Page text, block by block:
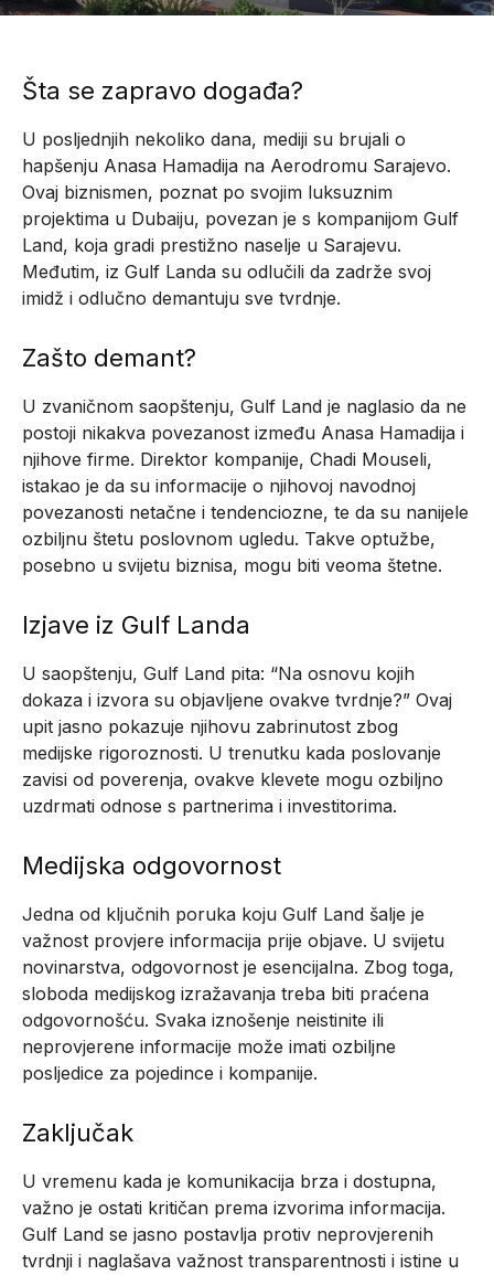
Šta se zapravo događa?
U posljednjih nekoliko dana, mediji su brujali o
hapšenju Anasa Hamadija na Aerodromu Sarajevo.
Ovaj biznismen, poznat po svojim luksuznim
projektima u Dubaiju, povezan je s kompanijom Gulf
Land, koja gradi prestižno naselje u Sarajevu.
Međutim, iz Gulf Landa su odlučili da zadrže svoj
imidž i odlučno demantuju sve tvrdnje.
Zašto demant?
U zvaničnom saopštenju, Gulf Land je naglasio da ne
postoji nikakva povezanost između Anasa Hamadija i
njihove firme. Direktor kompanije, Chadi Mouseli,
istakao je da su informacije o njihovoj navodnoj
povezanosti netačne i tendenciozne, te da su nanijele
ozbiljnu štetu poslovnom ugledu. Takve optužbe,
posebno u svijetu biznisa, mogu biti veoma štetne.
Izjave iz Gulf Landa
U saopštenju, Gulf Land pita: “Na osnovu kojih
dokaza i izvora su objavljene ovakve tvrdnje?” Ovaj
upit jasno pokazuje njihovu zabrinutost zbog
medijske rigoroznosti. U trenutku kada poslovanje
zavisi od poverenja, ovakve klevete mogu ozbiljno
uzdrmati odnose s partnerima i investitorima.
Medijska odgovornost
Jedna od ključnih poruka koju Gulf Land šalje je
važnost provjere informacija prije objave. U svijetu
novinarstva, odgovornost je esencijalna. Zbog toga,
sloboda medijskog izražavanja treba biti praćena
odgovornošću. Svaka iznošenje neistinite ili
neprovjerene informacije može imati ozbiljne
posljedice za pojedince i kompanije.
Zaključak
U vremenu kada je komunikacija brza i dostupna,
važno je ostati kritičan prema izvorima informacija.
Gulf Land se jasno postavlja protiv neprovjerenih
tvrdnji i naglašava važnost transparentnosti i istine u